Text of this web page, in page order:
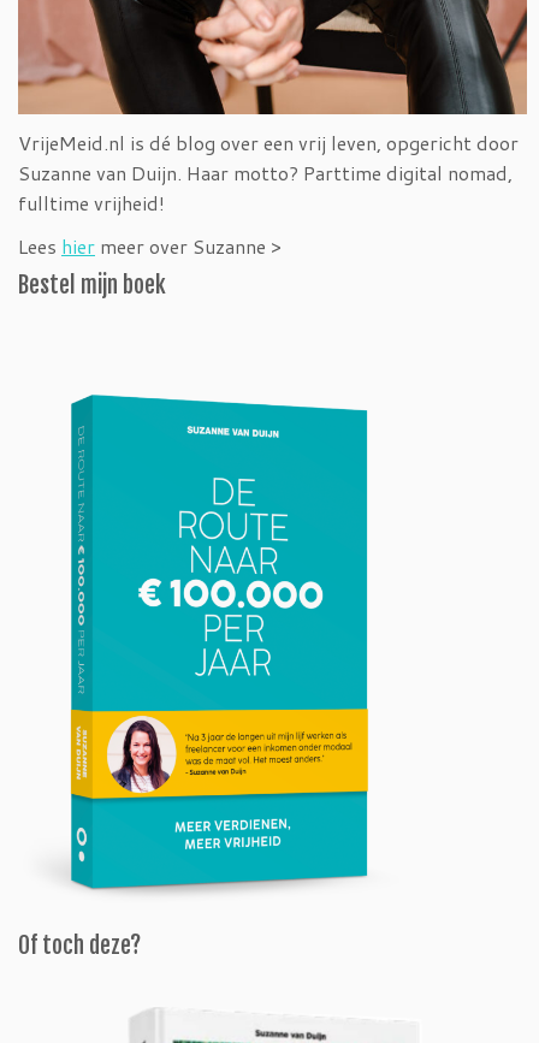
VrijeMeid.nl is dé blog over een vrij leven, opgericht door
Suzanne van Duijn. Haar motto? Parttime digital nomad,
fulltime vrijheid!
Lees hier meer over Suzanne >
Bestel mijn boek
Of toch deze?